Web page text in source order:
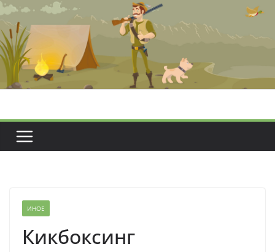
Перейти
содержимому
ИНОЕ
Кикбоксинг